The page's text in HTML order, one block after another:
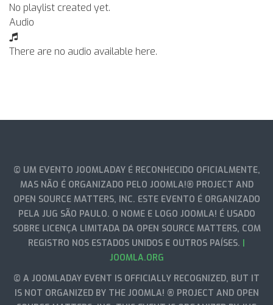
No playlist created yet.
Audio
There are no audio available here.
© UM EVENTO JOOMLADAY É RECONHECIDO OFICIALMENTE,
MAS NÃO É ORGANIZADO PELO JOOMLA!® PROJECT AND
OPEN SOURCE MATTERS, INC. ESTE EVENTO É ORGANIZADO
PELA JUG SÃO PAULO. O NOME E LOGO JOOMLA! É USADO
SOBRE LICENÇA LIMITADA DA OPEN SOURCE MATTERS, COM
REGISTRO NOS ESTADOS UNIDOS E OUTROS PAÍSES. |
JOOMLA.ORG
© A JOOMLADAY EVENT IS OFFICIALLY RECOGNIZED, BUT IT
IS NOT ORGANIZED BY THE JOOMLA! ® PROJECT AND OPEN